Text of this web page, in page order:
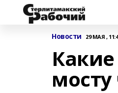
Новости 29 МАЯ ,